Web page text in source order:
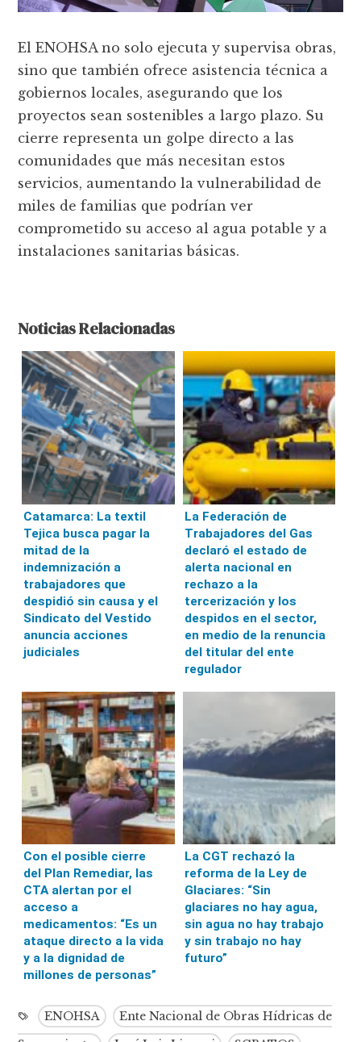
El ENOHSA no solo ejecuta y supervisa obras,
sino que también ofrece asistencia técnica a
gobiernos locales, asegurando que los
proyectos sean sostenibles a largo plazo. Su
cierre representa un golpe directo a las
comunidades que más necesitan estos
servicios, aumentando la vulnerabilidad de
miles de familias que podrían ver
comprometido su acceso al agua potable y a
instalaciones sanitarias básicas.
Noticias Relacionadas
Catamarca: La textil
Tejica busca pagar la
mitad de la
indemnización a
trabajadores que
despidió sin causa y el
Sindicato del Vestido
anuncia acciones
judiciales
La Federación de
Trabajadores del Gas
declaró el estado de
alerta nacional en
rechazo a la
tercerización y los
despidos en el sector,
en medio de la renuncia
del titular del ente
regulador
Con el posible cierre
del Plan Remediar, las
CTA alertan por el
acceso a
medicamentos: “Es un
ataque directo a la vida
y a la dignidad de
millones de personas”
La CGT rechazó la
reforma de la Ley de
Glaciares: “Sin
glaciares no hay agua,
sin agua no hay trabajo
y sin trabajo no hay
futuro”
ENOHSA
Ente Nacional de Obras Hídricas de